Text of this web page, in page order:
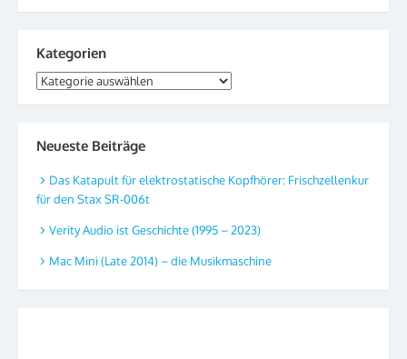
Kategorien
Kategorien
Neueste Beiträge
Das Katapult für elektrostatische Kopfhörer: Frischzellenkur
für den Stax SR-006t
Verity Audio ist Geschichte (1995 – 2023)
Mac Mini (Late 2014) – die Musikmaschine